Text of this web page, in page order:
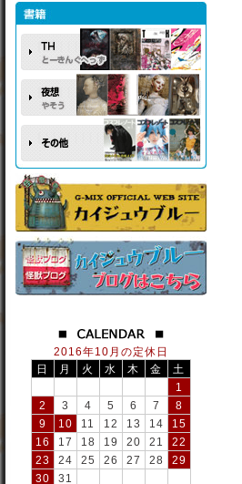
2016年10月の定休日
日
月 火 水 木 金
土
1
2
3 4 5 6 7
8
9
10 11 12 13 14
15
16
17 18 19 20 21
22
23
24 25 26 27 28
29
30
31